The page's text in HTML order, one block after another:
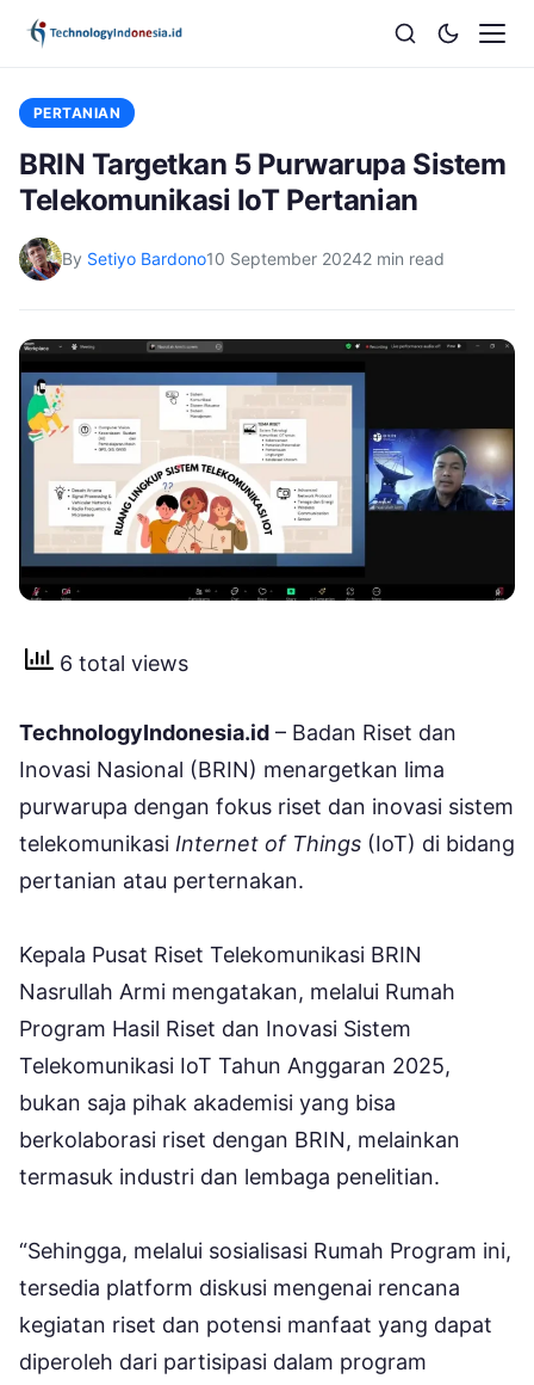
PERTANIAN
BRIN Targetkan 5 Purwarupa Sistem
Telekomunikasi IoT Pertanian
By Setiyo Bardono10 September 20242 min read
6 total views
TechnologyIndonesia.id – Badan Riset dan
Inovasi Nasional (BRIN) menargetkan lima
purwarupa dengan fokus riset dan inovasi sistem
telekomunikasi Internet of Things (IoT) di bidang
pertanian atau perternakan.
Kepala Pusat Riset Telekomunikasi BRIN
Nasrullah Armi mengatakan, melalui Rumah
Program Hasil Riset dan Inovasi Sistem
Telekomunikasi IoT Tahun Anggaran 2025,
bukan saja pihak akademisi yang bisa
berkolaborasi riset dengan BRIN, melainkan
termasuk industri dan lembaga penelitian.
“Sehingga, melalui sosialisasi Rumah Program ini,
tersedia platform diskusi mengenai rencana
kegiatan riset dan potensi manfaat yang dapat
diperoleh dari partisipasi dalam program